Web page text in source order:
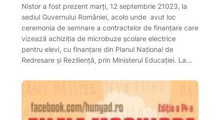
Nistor a fost prezent marți, 12 septembrie 21023, la
sediul Guvernului României, acolo unde avut loc
ceremonia de semnare a contractelor de finanțare care
vizează achiziția de microbuze școlare electrice
pentru elevi, cu finanțare din Planul Național de
Redresare și Reziliență, prin Ministerul Educației. La…